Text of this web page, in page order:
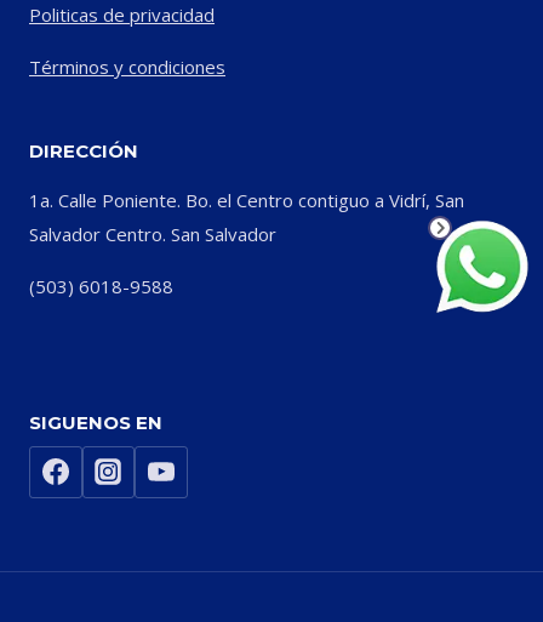
Politicas de privacidad
Términos y condiciones
DIRECCIÓN
1a. Calle Poniente. Bo. el Centro contiguo a Vidrí, San
Salvador Centro. San Salvador
(503) 6018-9588
SIGUENOS EN